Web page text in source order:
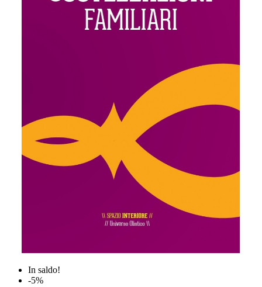
In saldo!
-5%